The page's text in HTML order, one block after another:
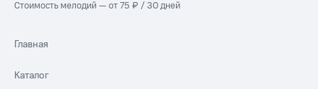
Стоимость мелодий — от 75 ₽ / 30 дней
Главная
Каталог